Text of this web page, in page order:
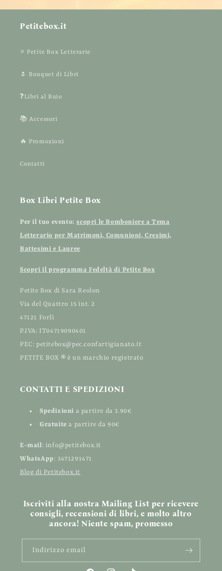
Petitebox.it
⭐ Petite Box Letterarie
🌷 Bouquet di Libri
❓Libri al Buio
📚 Accessori
🔥 Promozioni
Contatti
Box Libri Petite Box
Per il tuo evento:scopri le Bomboniere a Tema
Letterario per Matrimoni, Comunioni, Cresimi,
Battesimi e Lauree
Scopri il programma Fedeltà di Petite Box
Petite Box di Sara Reolon
Via del Quattro 15 int. 2
47121 Forlì
P.IVA: IT04719090401
PEC: petitebox@pec.confartigianato.it
PETITE BOX ® è un marchio registrato
CONTATTI E SPEDIZIONI
Spedizioni a partire da 3.90€
Gratuitea partire da 90€
E-mail: info@petitebox.it
WhatsApp : 3471291471
Blog di Petitebox.it
Iscriviti alla nostra Mailing List per ricevere
consigli, recensioni di libri, e molto altro
ancora! Niente spam, promesso
Indirizzo email